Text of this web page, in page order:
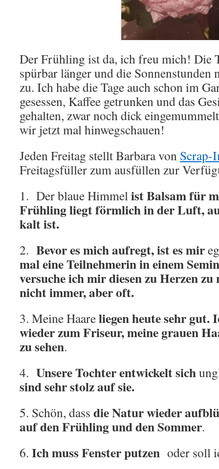
Der Frühling ist da, ich freu mich! Die
spürbar länger und die Sonnenstunden
zu. Ich habe die Tage auch schon im
gesessen, Kaffee getrunken und das
gehalten, zwar noch dick
wir jetzt mal hinwegschauen!
Jeden Freitag stellt Barbara von Scrap-
Freitagsfüller zum ausfüllen zur
1. Der blaue Himmelist Balsam für
Frühling liegt förmlich in der Luft,
kalt ist.
2. Bevor es mich aufregt, ist es mir
mal eine Teilnehmerin in einem
versuche ich mir diesen zu Herzen
nicht immer, aber oft.
3. Meine Haareliegen heute sehr gut.
wieder zum Friseur, meine grauen
zu sehen.
4. Unsere Tochter entwickelt sich
sind sehr stolz auf sie.
5. Schön, dass die Natur wieder
auf den Frühling und den Sommer.
6. Ich muss Fenster putzen oder soll